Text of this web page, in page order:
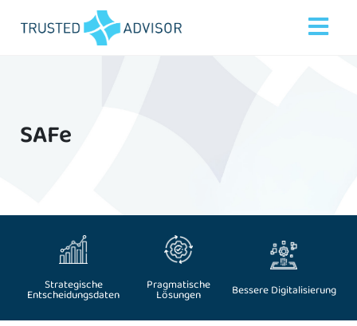
SAFe
Strategische
Entscheidungsdaten
Pragmatische
Lösungen Bessere Digitalisierung